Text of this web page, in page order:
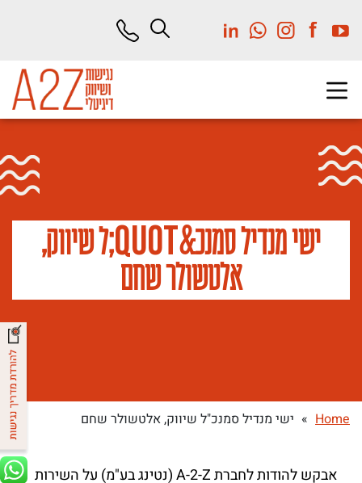
ישי מנדיל סמנכ& quot
;ל שיווק,
אלטשולר שחם
Home
» ישי מנדיל סמנכ"ל שיווק, אלטשולר שחם
אבקש להודות לחברת A-2-Z (נטינג בע"מ) על השירות